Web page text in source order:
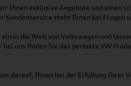
Ihnen exklusive Angebote und einen
Kundenservice steht Ihnen bei Fragen
ein in die Welt von Volkswagen und
bei uns finden Sie das perfekte VW
darauf, Ihnen bei der Erfüllung Ihrer